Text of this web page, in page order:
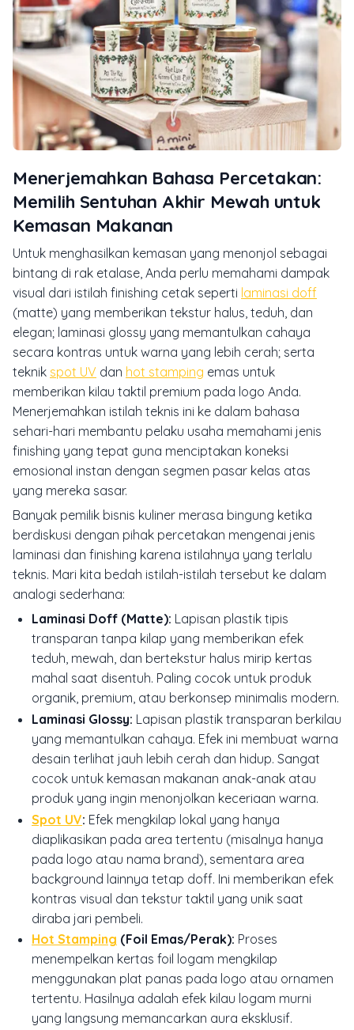
Menerjemahkan Bahasa Percetakan:
Memilih Sentuhan Akhir Mewah untuk
Kemasan Makanan
Untuk menghasilkan kemasan yang menonjol sebagai
bintang di rak etalase, Anda perlu memahami dampak
visual dari istilah finishing cetak seperti laminasi doff
(matte) yang memberikan tekstur halus, teduh, dan
elegan; laminasi glossy yang memantulkan cahaya
secara kontras untuk warna yang lebih cerah; serta
teknik spot UV dan hot stamping emas untuk
memberikan kilau taktil premium pada logo Anda.
Menerjemahkan istilah teknis ini ke dalam bahasa
sehari-hari membantu pelaku usaha memahami jenis
finishing yang tepat guna menciptakan koneksi
emosional instan dengan segmen pasar kelas atas
yang mereka sasar.
Banyak pemilik bisnis kuliner merasa bingung ketika
berdiskusi dengan pihak percetakan mengenai jenis
laminasi dan finishing karena istilahnya yang terlalu
teknis. Mari kita bedah istilah-istilah tersebut ke dalam
analogi sederhana:
Laminasi Doff (Matte): Lapisan plastik tipis
transparan tanpa kilap yang memberikan efek
teduh, mewah, dan bertekstur halus mirip kertas
mahal saat disentuh. Paling cocok untuk produk
organik, premium, atau berkonsep minimalis modern.
Laminasi Glossy: Lapisan plastik transparan berkilau
yang memantulkan cahaya. Efek ini membuat warna
desain terlihat jauh lebih cerah dan hidup. Sangat
cocok untuk kemasan makanan anak-anak atau
produk yang ingin menonjolkan keceriaan warna.
Spot UV: Efek mengkilap lokal yang hanya
diaplikasikan pada area tertentu (misalnya hanya
pada logo atau nama brand), sementara area
background lainnya tetap doff. Ini memberikan efek
kontras visual dan tekstur taktil yang unik saat
diraba jari pembeli.
Hot Stamping (Foil Emas/Perak): Proses
menempelkan kertas foil logam mengkilap
menggunakan plat panas pada logo atau ornamen
tertentu. Hasilnya adalah efek kilau logam murni
yang langsung memancarkan aura eksklusif.